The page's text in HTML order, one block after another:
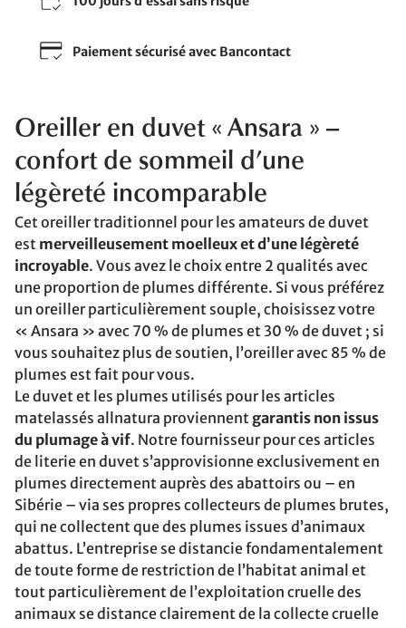
Paiement sécurisé avec Bancontact
Oreiller en duvet « Ansara » –
confort de sommeil d’une
légèreté incomparable
Cet oreiller traditionnel pour les amateurs de duvet
est merveilleusement moelleux et d’une légèreté
incroyable. Vous avez le choix entre 2 qualités avec
une proportion de plumes différente. Si vous préférez
un oreiller particulièrement souple, choisissez votre
« Ansara » avec 70 % de plumes et 30 % de duvet ; si
vous souhaitez plus de soutien, l’oreiller avec 85 % de
plumes est fait pour vous.
Le duvet et les plumes utilisés pour les articles
matelassés allnatura proviennent garantis non issus
du plumage à vif. Notre fournisseur pour ces articles
de literie en duvet s’approvisionne exclusivement en
plumes directement auprès des abattoirs ou – en
Sibérie – via ses propres collecteurs de plumes brutes,
qui ne collectent que des plumes issues d’animaux
abattus. L’entreprise se distancie fondamentalement
de toute forme de restriction de l’habitat animal et
tout particulièrement de l’exploitation cruelle des
animaux se distance clairement de la collecte cruelle